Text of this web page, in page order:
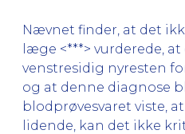
Nævnet finder, at det
læge <***> vurderede,
venstresidig nyresten
og at denne diagnose
blodprøvesvaret viste,
lidende, kan det ikke